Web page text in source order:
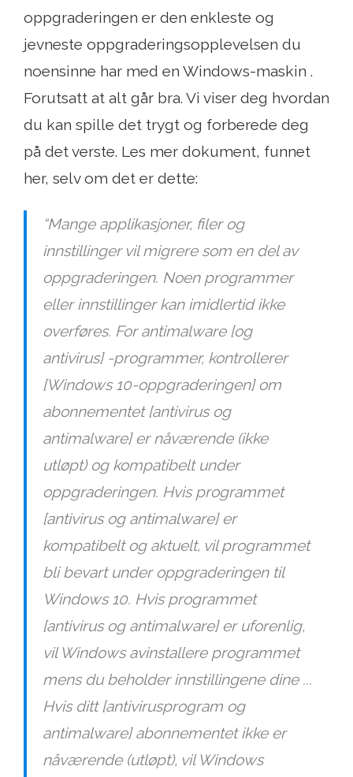
oppgraderingen er den enkleste og
jevneste oppgraderingsopplevelsen du
noensinne har med en Windows-maskin .
Forutsatt at alt går bra. Vi viser deg hvordan
du kan spille det trygt og forberede deg
på det verste. Les mer dokument, funnet
her, selv om det er dette:
“Mange applikasjoner, filer og
innstillinger vil migrere som en del av
oppgraderingen. Noen programmer
eller innstillinger kan imidlertid ikke
overføres. For antimalware [og
antivirus] -programmer, kontrollerer
[Windows 10-oppgraderingen] om
abonnementet [antivirus og
antimalware] er nåværende (ikke
utløpt) og kompatibelt under
oppgraderingen. Hvis programmet
[antivirus og antimalware] er
kompatibelt og aktuelt, vil programmet
bli bevart under oppgraderingen til
Windows 10. Hvis programmet
[antivirus og antimalware] er uforenlig,
vil Windows avinstallere programmet
mens du beholder innstillingene dine ...
Hvis ditt [antivirusprogram og
antimalware] abonnementet ikke er
nåværende (utløpt), vil Windows